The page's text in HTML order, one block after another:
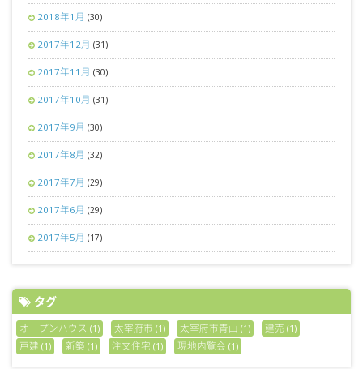
2018年1月 (30)
2017年12月 (31)
2017年11月 (30)
2017年10月 (31)
2017年9月 (30)
2017年8月 (32)
2017年7月 (29)
2017年6月 (29)
2017年5月 (17)
タグ
オープンハウス (1) 太宰府市 (1) 太宰府市青山 (1) 建売 (1)
戸建 (1) 新築 (1) 注文住宅 (1) 現地内覧会 (1)